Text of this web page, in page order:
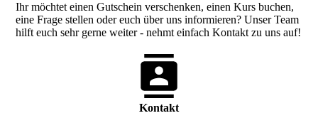
Ihr möchtet einen Gutschein verschenken, einen Kurs buchen,
eine Frage stellen oder euch über uns informieren? Unser Team
hilft euch sehr gerne weiter - nehmt einfach Kontakt zu uns auf!
Kontakt